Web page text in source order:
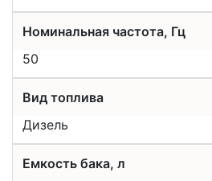
Номинальная частота, Гц
50
Вид топлива
Дизель
Емкость бака, л